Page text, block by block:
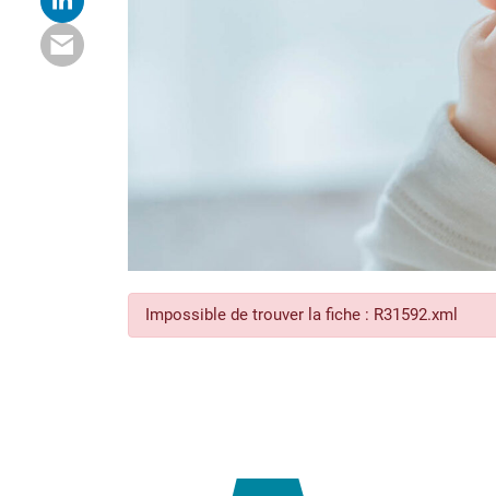
Impossible de trouver la fiche : R31592.xml